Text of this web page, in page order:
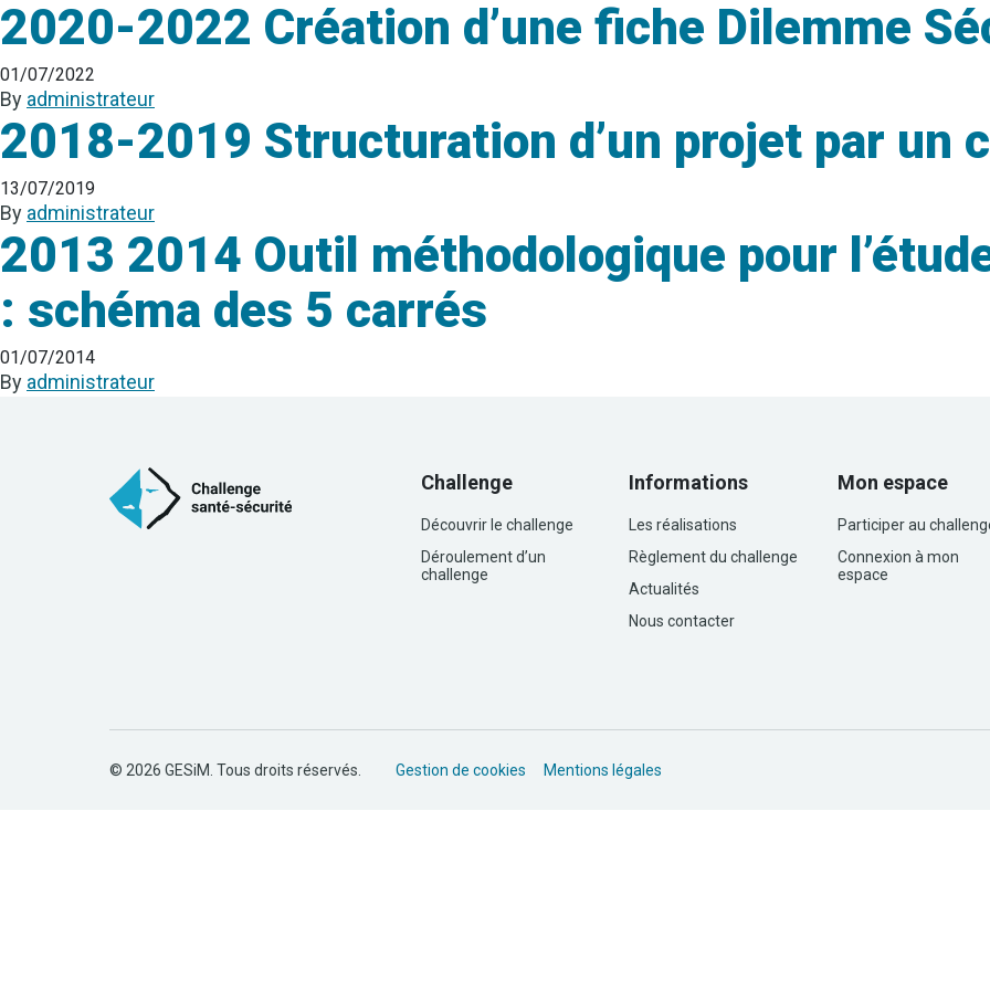
2020-2022 Création d’une fiche Dilemme
01/07/2022
By administrateur
2018-2019 Structuration d’un projet par un
13/07/2019
By administrateur
2013 2014 Outil méthodologique pour
: schéma des 5 carrés
01/07/2014
By administrateur
Challenge
Découvrir le challenge
Déroulement d’un
challenge
Informations
Les réalisations
Règlement du challenge
Actualités
Nous contacter
Mon espace
Participer au
Connexion à mon
espace
© 2026 GESiM. Tous droits réservés. Gestion de cookies Mentions légales